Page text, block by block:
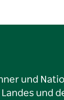
und
und